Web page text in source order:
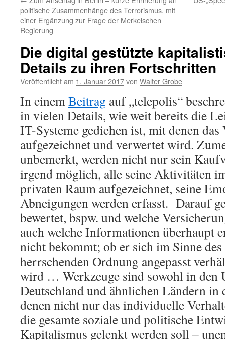
politische Zusammenhänge des Terrorismus, mit
einer Ergänzung zur Frage der Merkelschen
Regierung
Die digital gestützte
Details zu ihren Fortschritten
Veröffentlicht am 1. Januar 2017von Walter Grobe
In einemBeitrag auf „telepolis“
in vielen Details, wie weit bereits die
IT-Systeme gediehen ist, mit denen
aufgezeichnet und verwertet wird.
unbemerkt, werden nicht nur sein
irgend möglich, alle seine Aktivitäten
privaten Raum aufgezeichnet, seine
Abneigungen werden erfasst. Darauf
bewertet, bspw. und welche
auch welche Informationen überhaupt
nicht bekommt; ob er sich im Sinne
herrschenden Ordnung angepasst
wird … Werkzeuge sind sowohl in den
Deutschland und ähnlichen Ländern
denen nicht nur das individuelle
die gesamte soziale und politische
Kapitalismus gelenkt werden soll –